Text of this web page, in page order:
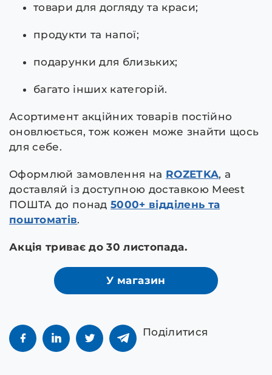
товари для догляду та краси;
продукти та напої;
подарунки для близьких;
багато інших категорій.
Асортимент акційних товарів постійно
оновлюється, тож кожен може знайти щось
для себе.
Оформлюй замовлення на ROZETKA, а
доставляй із доступною доставкою Meest
ПОШТА до понад5000+ відділень та
поштоматів.
Акція триває до 30 листопада.
У магазин
Поділитися